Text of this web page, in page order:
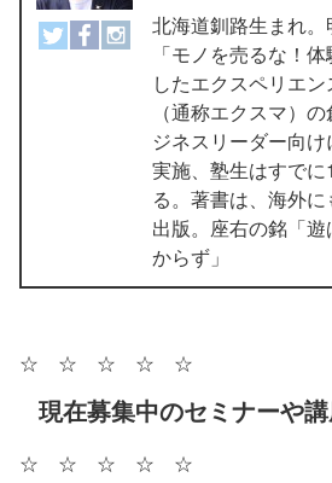
北海道釧路生まれ
「モノを売るな！
したエクスペリエ
（通称エクスマ）
ジネスリーダー向
実施、塾生はすで
る。著書は、海外
出版。座右の銘「
からず」
☆ ☆ ☆ ☆ ☆
現在募集中のセミナーや
☆ ☆ ☆ ☆ ☆